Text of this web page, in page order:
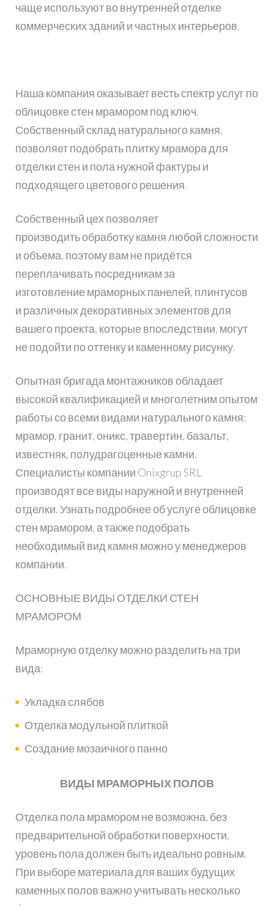
чаще используют во внутренней отделке
коммерческих зданий и частных интерьеров.
Наша компания оказывает весть спектр услуг по
облицовке стен мрамором под ключ.
Собственный склад натурального камня,
позволяет подобрать плитку мрамора для
отделки стен и пола нужной фактуры и
подходящего цветового решения.
Собственный цех позволяет
производить обработку камня любой сложности
и объема, поэтому вам не придётся
переплачивать посредникам за
изготовление мраморных панелей, плинтусов
и различных декоративных элементов для
вашего проекта, которые впоследствии, могут
не подойти по оттенку и каменному рисунку.
Опытная бригада монтажников обладает
высокой квалификацией и многолетним опытом
работы со всеми видами натурального камня:
мрамор, гранит, оникс, травертин, базальт,
известняк, полудрагоценные камни.
Специалисты компании Onixgrup SRL
производят все виды наружной и внутренней
отделки. Узнать подробнее об услуге облицовке
стен мрамором, а также подобрать
необходимый вид камня можно у менеджеров
компании.
ОСНОВНЫЕ ВИДЫ ОТДЕЛКИ СТЕН
МРАМОРОМ
Мраморную отделку можно разделить на три
вида:
Укладка слябов
Отделка модульной плиткой
Создание мозаичного панно
ВИДЫ МРАМОРНЫХ ПОЛОВ
Отделка пола мрамором не возможна, без
предварительной обработки поверхности,
уровень пола должен быть идеально ровным.
При выборе материала для ваших будущих
каменных полов важно учитывать несколько